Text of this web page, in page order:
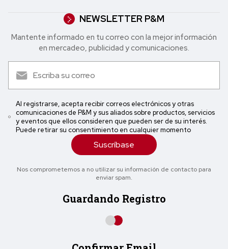
NEWSLETTER P&M
Mantente informado en tu correo con la mejor in formación
en mercadeo, publicidad y comunicaciones.
Al registrarse, acepta recibir correos electrónicos y otras
comunicaciones de P&M y sus aliados sobre productos, servicios
y eventos que ellos consideren que pueden ser de su interés.
Puede retirar su consentimiento en cualquier momento
Suscríbase
Nos comprometemos a no utilizar su información de contacto para
enviar spam.
Guardando Registro